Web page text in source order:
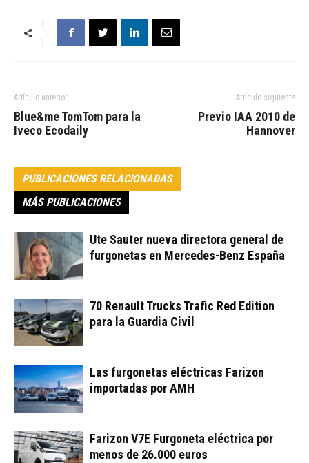
Artículo anterior
Blue&me TomTom para la
Iveco Ecodaily
Artículo siguiente
Previo IAA 2010 de
Hannover
PUBLICACIONES RELACIONADAS
MÁS PUBLICACIONES
Ute Sauter nueva directora general de
furgonetas en Mercedes-Benz España
70 Renault Trucks Trafic Red Edition
para la Guardia Civil
Las furgonetas eléctricas Farizon
importadas por AMH
Farizon V7E Furgoneta eléctrica por
menos de 26.000 euros